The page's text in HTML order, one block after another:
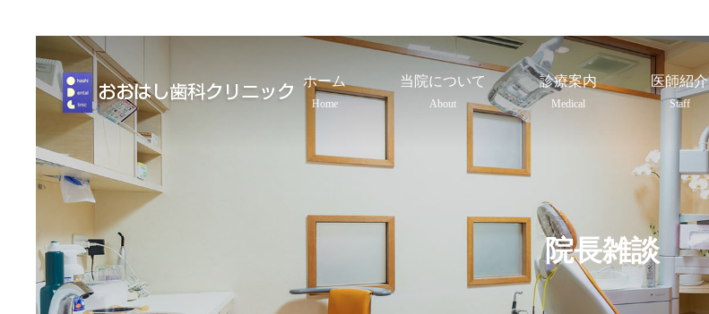
ホーム
Home
当院について
About
診療案内
Medical
医師紹介
Staff
院長雑談